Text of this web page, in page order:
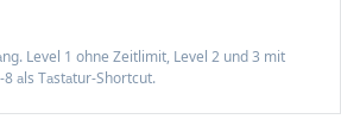
Level 1 ohne Zeitlimit, Level 2 und 3 mit
als Tastatur-Shortcut.